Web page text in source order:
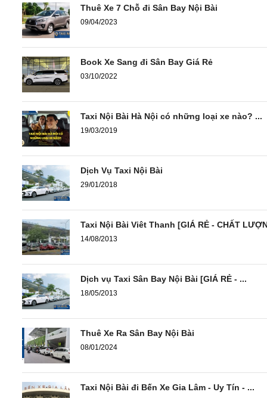
Thuê Xe 7 Chỗ đi Sân Bay Nội Bài
09/04/2023
Book Xe Sang đi Sân Bay Giá Rẻ
03/10/2022
Taxi Nội Bài Hà Nội có những loại xe nào? ...
19/03/2019
Dịch Vụ Taxi Nội Bài
29/01/2018
Taxi Nội Bài Viêt Thanh [GIÁ RẺ - CHẤT
14/08/2013
Dịch vụ Taxi Sân Bay Nội Bài [GIÁ RẺ - ...
18/05/2013
Thuê Xe Ra Sân Bay Nội Bài
08/01/2024
Taxi Nội Bài đi Bến Xe Gia Lâm - Uy Tín - ...